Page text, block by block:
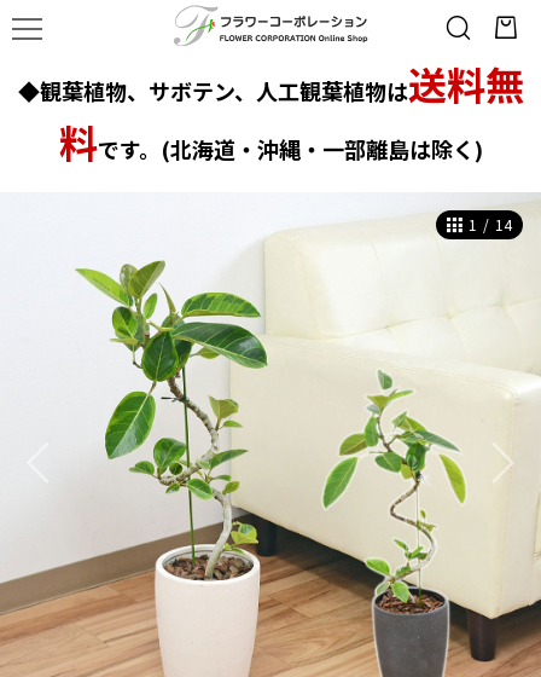
◆観葉植物、サボテン、人工観葉植物は送料無
料です。(北海道・沖縄・一部離島は除く)
1 / 14